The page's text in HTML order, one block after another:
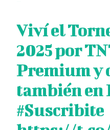
Viví el
2025 por
Premium y
también en
#Suscribite